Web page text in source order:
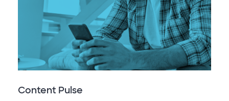
Content Pulse